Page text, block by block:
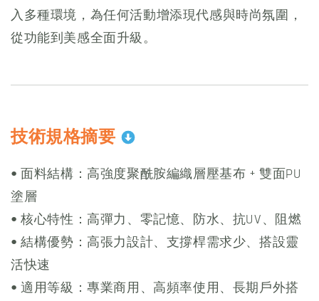
入多種環境，為任何活動增添現代感與時尚氛圍，
從功能到美感全面升級。
技術規格摘要
• 面料結構：高強度聚酰胺編織層壓基布 + 雙面PU
塗層
• 核心特性：高彈力、零記憶、防水、抗UV、阻燃
• 結構優勢：高張力設計、支撐桿需求少、搭設靈
活快速
• 適用等級：專業商用、高頻率使用、長期戶外搭